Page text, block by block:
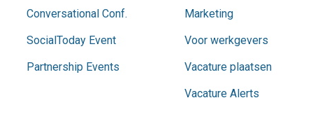
Conversational Conf.
SocialToday Event
Partnership Events
Marketing
Voor werkgevers
Vacature plaatsen
Vacature Alerts